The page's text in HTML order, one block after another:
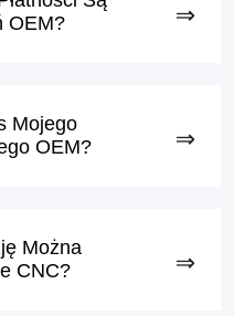
OEM?
Mojego
OEM?
Można
CNC?